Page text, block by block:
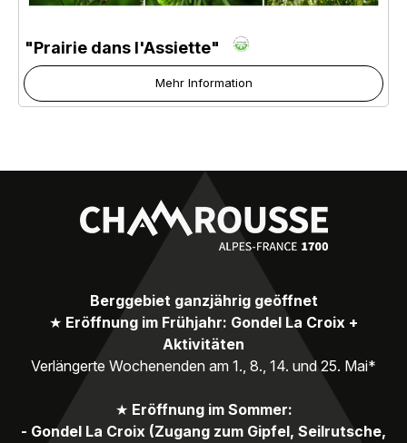
"Prairie dans l'Assiette"
Mehr Information
Berggebiet ganzjährig geöffnet
★ Eröffnung im Frühjahr: Gondel La Croix +
Aktivitäten
Verlängerte Wochenenden am 1., 8., 14. und 25. Mai*
★ Eröffnung im Sommer:
- Gondel La Croix (Zugang zum Gipfel, Seilrutsche,